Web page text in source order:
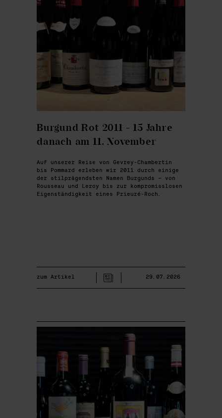
Burgund Rot 2011 - 15 Jahre
danach am 11. November
Auf unserer Reise von Gevrey-Chambertin
bis Pommard erleben wir 2011 durch einige
der stilprägendsten Namen Burgunds – von
Rousseau und Leroy bis zur kompromisslosen
Eigenständigkeit eines Prieuré-Roch.
zum Artikel 29.07.2026